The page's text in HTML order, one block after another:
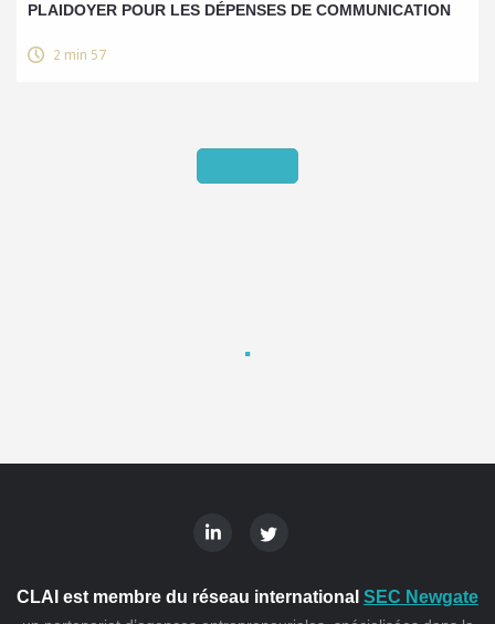
PLAIDOYER POUR LES DÉPENSES DE COMMUNICATION
2 min 57
CLAI est membre du réseau international SEC Newgate